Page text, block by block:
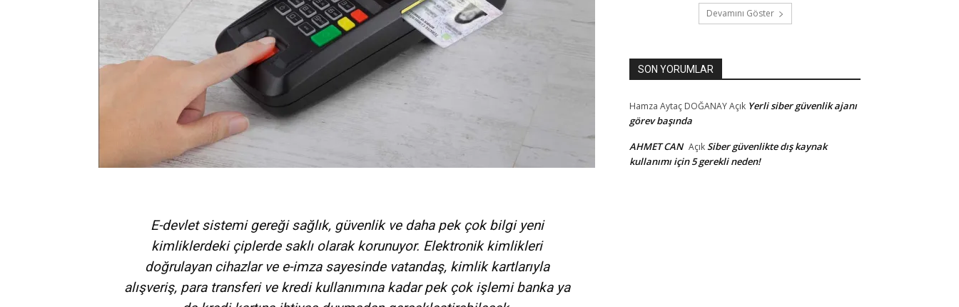
E-devlet sistemi gereği sağlık, güvenlik ve daha pek çok bilgi yeni
kimliklerdeki çiplerde saklı olarak korunuyor. Elektronik kimlikleri
doğrulayan cihazlar ve e-imza sayesinde vatandaş, kimlik kartlarıyla
alışveriş, para transferi ve kredi kullanımına kadar pek çok işlemi banka ya
Devamını Göster
SON YORUMLAR
Hamza Aytaç DOĞANAYAçık Yerli siber güvenlik ajanı
görev başında
AHMET CAN AçıkSiber güvenlikte dış kaynak
kullanımı için 5 gerekli neden!